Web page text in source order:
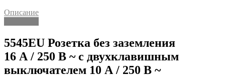
Описание
5545EU Розетка без заземления
16 A / 250 B ~ с двухклавишным
выключателем 10 A / 250 B ~